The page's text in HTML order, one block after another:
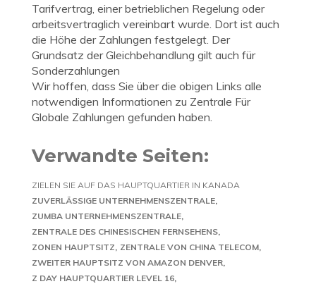
Tarifvertrag, einer betrieblichen Regelung oder
arbeitsvertraglich vereinbart wurde. Dort ist auch
die Höhe der Zahlungen festgelegt. Der
Grundsatz der Gleichbehandlung gilt auch für
Sonderzahlungen
Wir hoffen, dass Sie über die obigen Links alle
notwendigen Informationen zu Zentrale Für
Globale Zahlungen gefunden haben.
Verwandte Seiten:
ZIELEN SIE AUF DAS HAUPTQUARTIER IN KANADA
ZUVERLÄSSIGE UNTERNEHMENSZENTRALE
ZUMBA UNTERNEHMENSZENTRALE
ZENTRALE DES CHINESISCHEN FERNSEHENS
ZONEN HAUPTSITZ ZENTRALE VON CHINA TELECOM
ZWEITER HAUPTSITZ VON AMAZON DENVER
Z DAY HAUPTQUARTIER LEVEL 16